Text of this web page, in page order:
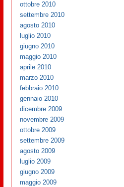
ottobre 2010
settembre 2010
agosto 2010
luglio 2010
giugno 2010
maggio 2010
aprile 2010
marzo 2010
febbraio 2010
gennaio 2010
dicembre 2009
novembre 2009
ottobre 2009
settembre 2009
agosto 2009
luglio 2009
giugno 2009
maggio 2009